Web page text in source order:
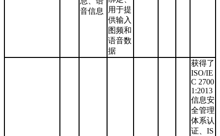
音信息
用于提
供输入
图频和
语音数
据
获得了
ISO/IE
C 2700
1:2013
信息安
全管理
体系认
证、IS